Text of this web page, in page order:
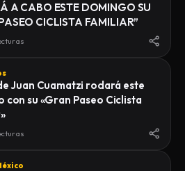
A CABO ESTE DOMINGO SU
CICLISTA FAMILIAR”
Juan Cuamatzi rodará este
con su «Gran Paseo Ciclista